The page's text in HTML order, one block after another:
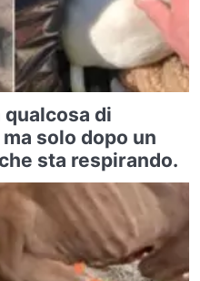
di
solo dopo un
sta respirando.